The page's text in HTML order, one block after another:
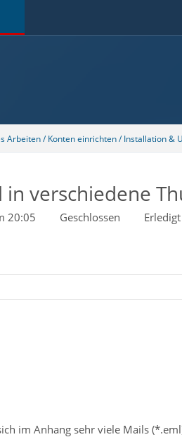
Arbeiten / Konten einrichten / Installation &
verschiedene
20:05 Geschlossen Erledigt
im Anhang sehr viele Mails